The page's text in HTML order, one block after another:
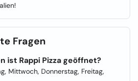
Fragen
ist Rappi Pizza geöffnet?
Mittwoch, Donnerstag, Freitag,